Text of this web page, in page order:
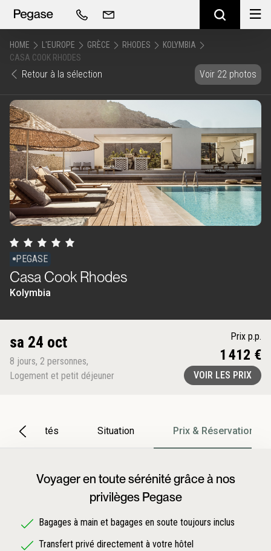
HOME L'EUROPE GRÈCE RHODES
KOLYMBIA
CASA COOK RHODES
Retour à la sélection Voir 22 photos
PEGASE
Casa Cook Rhodes
Kolymbia
sa 24 oct
8 jours, 2 personnes,
Logement et petit déjeuner
Prix p.p.
1 412 €
VOIR LES PRIX
Particularités Situation Prix & Réservation
Voyager en toute sérénité grâce à nos
privilèges Pegase
Bagages à main et bagages en soute toujours inclus
Transfert privé directement à votre hôtel